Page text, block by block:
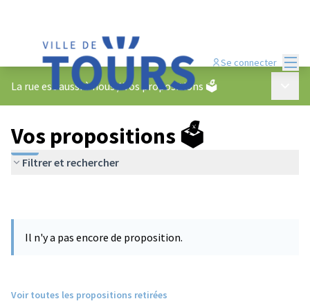
Se connecter
La rue est aussi à nous/Vos propositions 🗳️
Vos propositions 🗳️
Filtrer et rechercher
Il n'y a pas encore de proposition.
Voir toutes les propositions retirées